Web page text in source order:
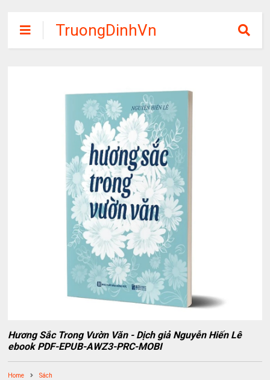
TruongDinhVn
Chia sẽ ebook,
tập miễn phí
Hương Sắc Trong Vườn Văn - Dịch giả Nguyễn Hiến Lê
ebook PDF-EPUB-AWZ3-PRC-MOBI
Home Sách